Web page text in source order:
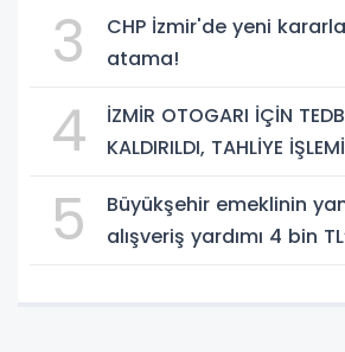
3
CHP İzmir'de yeni
atama!
4
İZMİR OTOGARI İÇİN
KALDIRILDI, TAHLİYE
5
Büyükşehir emeklinin
alışveriş yardımı 4 bin